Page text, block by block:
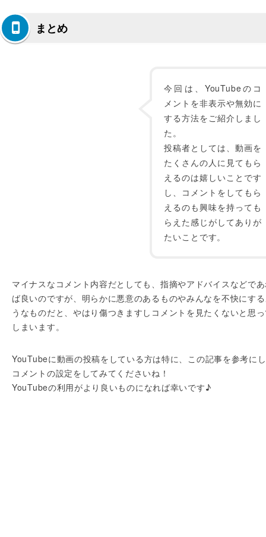
まとめ
今回は、YouTubeのコ
メントを非表示や無効に
する方法をご紹介しまし
た。
投稿者としては、動画を
たくさんの人に見てもら
えるのは嬉しいことです
し、コメントをしてもら
えるのも興味を持っても
らえた感じがしてありが
たいことです。
マイナスなコメント内容だとしても、指摘やアドバイスなどで
ば良いのですが、明らかに悪意のあるものやみんなを不快にす
うなものだと、やはり傷つきますしコメントを見たくないと思
しまいます。
YouTubeに動画の投稿をしている方は特に、この記事を参考に
コメントの設定をしてみてくださいね！
YouTubeの利用がより良いものになれば幸いです♪